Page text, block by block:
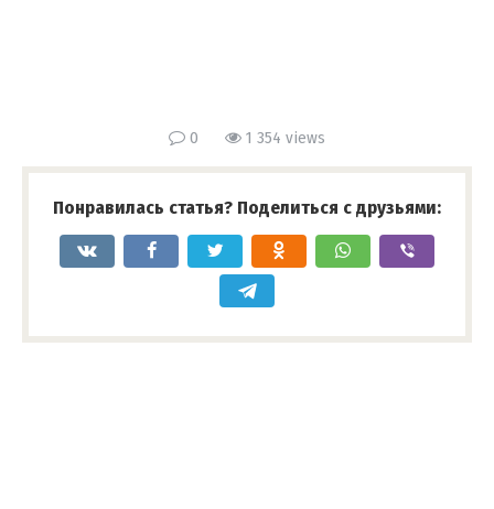
0 1 354 views
Понравилась статья? Поделиться с друзьями: